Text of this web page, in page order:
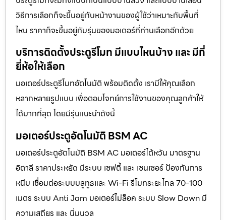
วิธีการเลือกก็จะขึ้นอยู่กับหน้างานของผู้ใช้ว่าเหมาะกับพื้นที่
ไหน ราคาก็จะขึ้นอยู่กับรุ่นของมอเตอร์ที่ท่านเลือกอีกด้วย
บริการติดตั้งประตูรีโมท มีแบบไหนบ้าง และ มีกี่
ยี่ห้อให้เลือก
มอเตอร์ประตูรีโมทอัตโนมัติ พร้อมติดตั้ง เรามีให้คุณเลือก
หลากหลายรูปแบบ เพื่อตอบโจทย์การใช้งานของคุณลูกค้าให้
ได้มากที่สุด โดยมีรุ่นแนะนำดังนี้
มอเตอร์ประตูอัตโนมัติ BSM AC
มอเตอร์ประตูอัตโนมัติ BSM AC มอเตอร์ไต้หวัน มาตรฐาน
อิตาลี ราคาประหยัด มีระบบ เซฟตี้ และ เซนเซอร์ ป้องกันการ
หนีบ เชื่อมต่อระบบบลูทูธและ Wi-Fi รีโมทระยะไกล 70-100
เมตร ระบบ Anti Jam มอเตอร์ไม่ล็อค ระบบ Slow Down มี
ความเสถียร และ นิ่มนวล